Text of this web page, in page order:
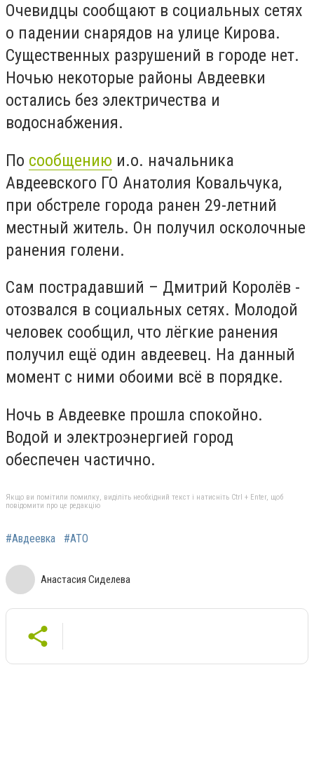
Очевидцы сообщают в социальных сетях
о падении снарядов на улице Кирова.
Существенных разрушений в городе нет.
Ночью некоторые районы Авдеевки
остались без электричества и
водоснабжения.
По сообщению и.о. начальника
Авдеевского ГО Анатолия Ковальчука,
при обстреле города ранен 29-летний
местный житель. Он получил осколочные
ранения голени.
Сам пострадавший – Дмитрий Королёв -
отозвался в социальных сетях. Молодой
человек сообщил, что лёгкие ранения
получил ещё один авдеевец. На данный
момент с ними обоими всё в порядке.
Ночь в Авдеевке прошла спокойно.
Водой и электроэнергией город
обеспечен частично.
Якщо ви помітили помилку, виділіть необхідний текст і натисніть Ctrl + Enter, щоб
повідомити про це редакцію
#Авдеевка #АТО
Анастасия Сиделева